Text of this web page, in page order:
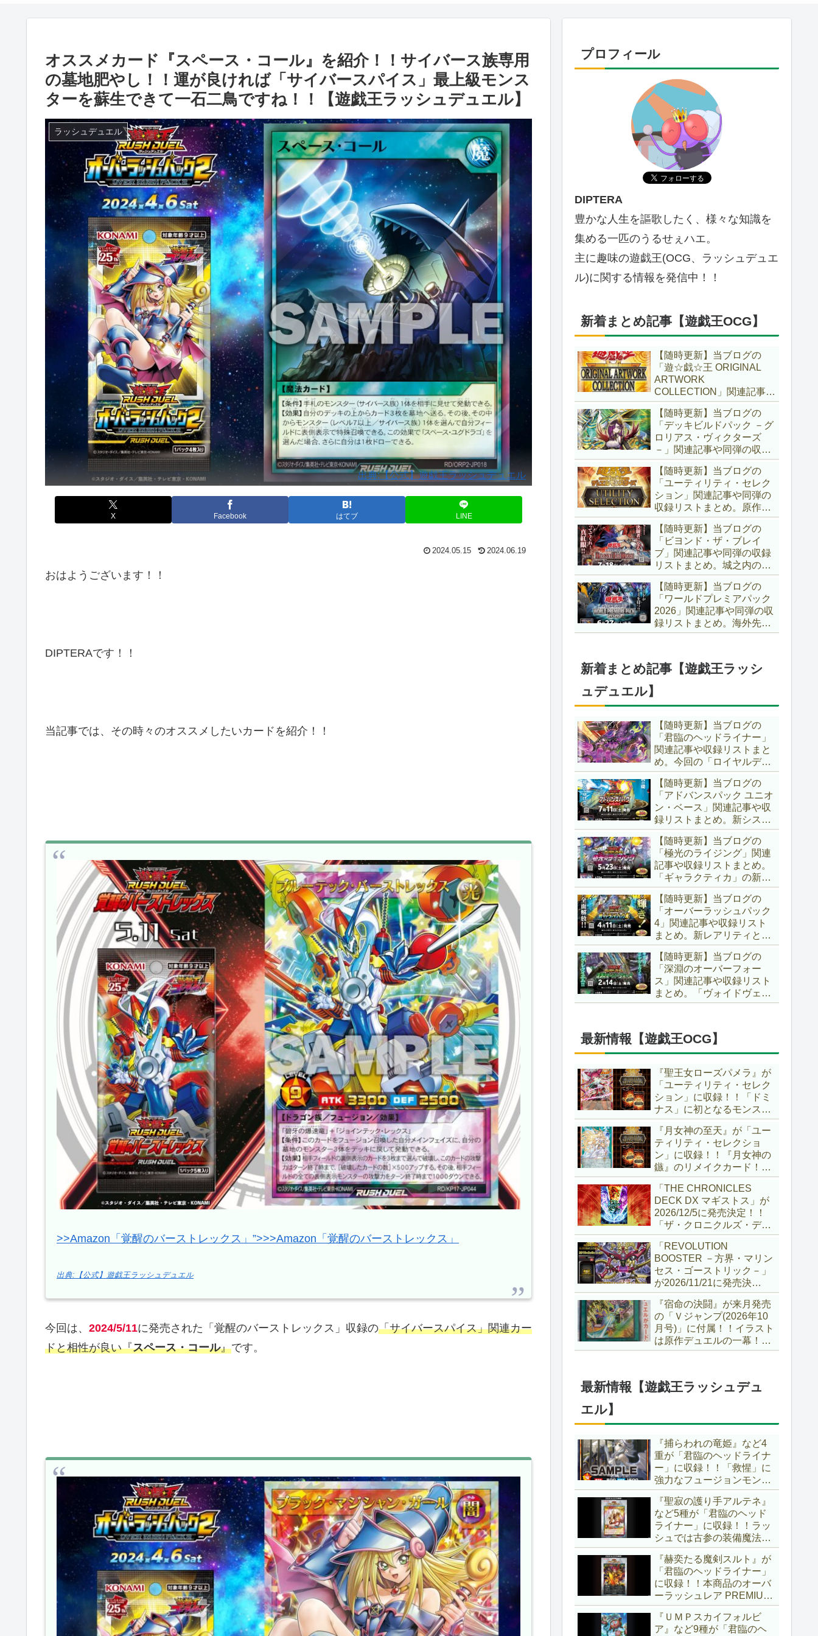
オススメカード『スペース・コール』を紹介！！サイバース族専用
の墓地肥やし！！運が良ければ「サイバースパイス」最上級モンス
ターを蘇生できて一石二鳥ですね！！【遊戯王ラッシュデュエル】
ラッシュデュエル
出典:【公式】遊戯王ラッシュデュエル
X Facebook はてブ LINE
2024.05.15 2024.06.19
おはようございます！！
DIPTERAです！！
当記事では、その時々のオススメしたいカードを紹介！！
>>Amazon「覚醒のバーストレックス」”>>>Amazon「覚醒のバーストレックス」
出典:【公式】遊戯王ラッシュデュエル
今回は、 2024/5/11に発売された「覚醒のバーストレックス」収録の「サイバースパイス」関連カー
ドと相性が良い『スペース・コール』です。
プロフィール
DIPTERA
豊かな人生を謳歌したく、様々な知識を
集める一匹のうるせぇハエ。
主に趣味の遊戯王(OCG、ラッシュデュエ
ル)に関する情報を発信中！！
新着まとめ記事【遊戯王OCG】
【随時更新】当ブログの
「遊☆戯☆王 ORIGINAL
ARTWORK
COLLECTION」関連記事や
同弾の収録リストまとめ。
マンガスタイルとオーバー
フレームに焦点を当てた新
商品！！また、原作のモン
スターもリメイクされてい
ます！！【遊戯王OCG】
【随時更新】当ブログの
「デッキビルドパック －グ
ロリアス・ヴィクターズ
－」関連記事や同弾の収録
リストまとめ。効果を持た
ない古のモンスターを使役
する儀式テーマ「セネト」
に加え、「レイズ・ムー
ン」や「異解△」も登
場！！【遊戯王OCG】
【随時更新】当ブログの
「ユーティリティ・セレク
ション」関連記事や同弾の
収録リストまとめ。原作の
名シーンや懐かしの人気モ
ンスターをイメージした新
規カードが多数登場！！ま
た、「ドミナス」などの豪
華再録にも注目ですね～。
【遊戯王OCG】
【随時更新】当ブログの
「ビヨンド・ザ・ブレイ
ブ」関連記事や同弾の収録
リストまとめ。城之内のカ
ードたちが『時の黒魔術
師』関連となってリメイ
ク！！さらに、「Ｄ－ＨＥ
ＲＯ」の『幽獄の時計塔』
も待望のリメイクです！！
【随時更新】当ブログの
「ワールドプレミアパック
2026」関連記事や同弾の収
録リストまとめ。海外先行
カードが例年より早く来
ージした『リビングデッド
の呼び声』関連に注目が集
新着まとめ記事【遊戯王ラッシ
ュデュエル】
【随時更新】当ブログの
「君臨のヘッドライナー」
関連記事や収録リストまと
め。今回の「ロイヤルデモ
ンズ」は相手モンスターを
リリース！！また、新テー
マとして「救惺」、「ヘル
シィ」、「ゴエゴエ」も登
場です！！【遊戯王ラッシ
ュデュエル】
【随時更新】当ブログの
「アドバンスパック ユニオ
ン・ベース」関連記事や収
録リストまとめ。新システ
ム「ユニオンフュージョ
ン」の登場により、ようや
く原作さながらの「ＸＹ
Ｚ」が使用可能となりまし
た！！【遊戯王ラッシュデ
ュエル】
【随時更新】当ブログの
「極光のライジング」関連
記事や収録リストまとめ。
「ギャラクティカ」の新た
なフュージョンモンスター
やイラスト違い、「報道」
の強化に加え、幻竜族の新
テーマ「纏竜」も登場で
す！！【遊戯王ラッシュデ
ュエル】
【随時更新】当ブログの
「オーバーラッシュパック
4」関連記事や収録リスト
まとめ。新レアリティとし
てフルオーバーラッシュレ
ア仕様が初登場！！そし
て、OCGの大人気テーマ
「霊使い」も同時に実装さ
れています！！【遊戯王ラ
【随時更新】当ブログの
「深淵のオーバーフォー
ス」関連記事や収録リスト
まとめ。「ヴォイドヴェル
グ」や「夢中」、「ラ
「コスモス姫」などの人気
テーマ強化に加え、「冥
跡」もテーマ化です！！
【遊戯王ラッシュデュエ
ル】
最新情報【遊戯王OCG】
『聖王女ローズパメラ』が
「ユーティリティ・セレク
ション」に収録！！「ドミ
ナス」に初となるモンスタ
ーが登場！！『聖王の粉
砕』や『列王詩篇』に描か
れていた少女で、実際にこ
の2種を強力にサポートし
ていますね！！【遊戯王
OCG】
『月女神の至天』が「ユー
ティリティ・セレクショ
ン」に収録！！『月女神の
鏃』のリメイクカード！！
選出傾向が読めなくなりま
したが、後攻向けとは言え
無効化範囲の広がった『墓
穴の指名者』はめちゃくち
ゃ強力ですね！？【遊戯王
OCG】
「THE CHRONICLES
DECK DX マギストス」が
2026/12/5に発売決定！！
「ザ・クロニクルズ・デッ
キ」がリニューアル！！第
1弾は「マギストス」と
「エンディミオン」が選出
されています！！【遊戯王
OCG】
「REVOLUTION
BOOSTER －方界・マリン
セス・ゴーストリック－」
が2026/11/21に発売決
定！！「レボリューション
ブースター」の第2弾！！
今回は前回以上に個性派揃
いとなりましたね～。【遊
戯王OCG】
『宿命の決闘』が来月発売
の「Ｖジャンプ(2026年10
月号)」に付属！！イラスト
は原作デュエルの一幕！！
初期型デュエルディスクの
でしたし、それを再現する
のかな？【遊戯王OCG】
最新情報【遊戯王ラッシュデュ
エル】
『捕らわれの竜姫』など4
重が「君臨のヘッドライナ
ー」に収録！！「救惺」に
強力なフュージョンモンス
ターとサポーターが登
場！！性能の高さはもちろ
ん、イラストから推察され
る背景ストーリーも興味深
い……。【遊戯王ラッシュ
デュエル】
『聖寂の護り手アルテネ』
など5種が「君臨のヘッド
ライナー」に収録！！ラッ
シュでは古参の装備魔法
『アルテネの加護』がテー
マ化！！3種のユニオンが
存在し、天使族では汎用的
なサポーターとなります
ね！！【遊戯王ラッシュデ
ュエル】
『赫奕たる魔剣スルト』が
「君臨のヘッドライナー」
に収録！！本商品のオーバ
ーラッシュレア PREMIUM
BLACK Ver.枠！！初の下級
モンスターで、「ヘルシ
ィ」と相性抜群なバウンス
『ＵＭＰスカイフォルビ
ア』など9種が「君臨のヘ